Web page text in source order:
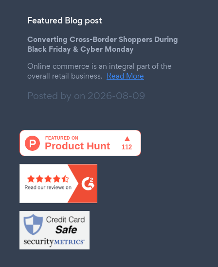
Featured Blog post
Converting Cross-Border Shoppers During
Black Friday & Cyber Monday
Online commerce is an integral part of the
overall retail business. Read More
Posted by on 2026-08-09